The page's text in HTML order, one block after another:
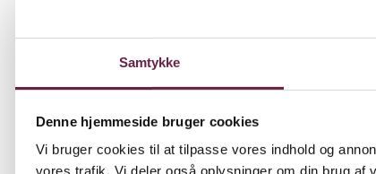
Samtykke
Denne hjemmeside bruger cookies
Vi bruger cookies til at tilpasse vores indhold og
vores trafik. Vi deler også oplysninger om din brug af